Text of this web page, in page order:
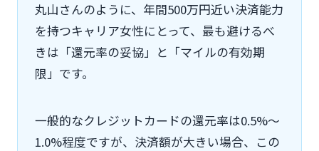
丸山さんのように、年間500万円近い決済能力
を持つキャリア女性にとって、最も避けるべ
きは「還元率の妥協」と「マイルの有効期
限」です。
一般的なクレジットカードの還元率は0.5%〜
1.0%程度ですが、決済額が大きい場合、この